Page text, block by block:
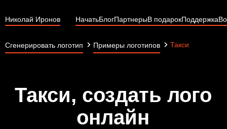
Николай Иронов НачатьБлогПартнерыВ подарокПоддержка
Сгенерировать логотип Примеры логотипов Такси
Такси, создать лого
онлайн